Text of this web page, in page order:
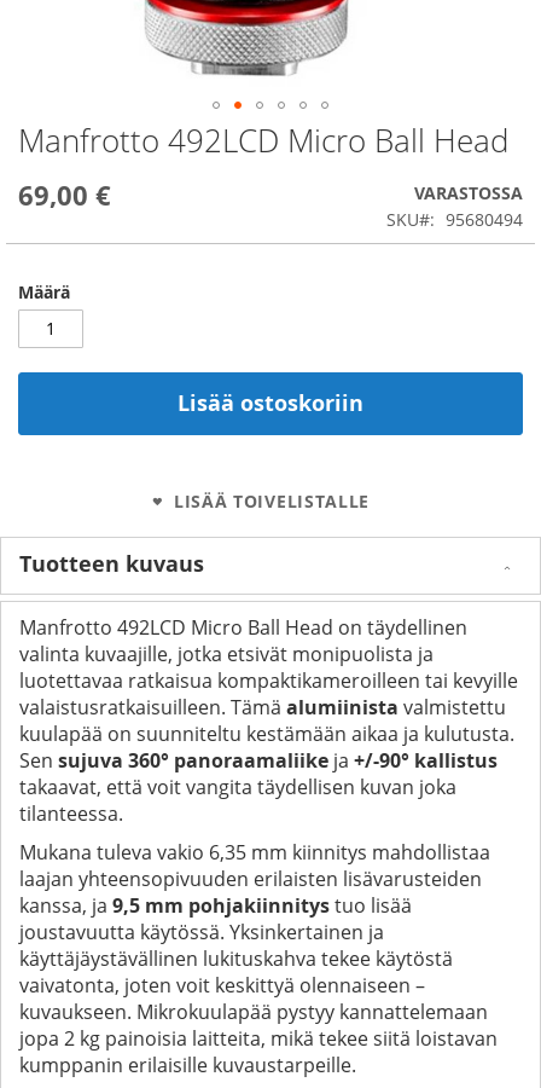
Manfrotto 492LCD Micro Ball Head
69,00 €
VARASTOSSA
SKU
95680494
Määrä
Lisää ostoskoriin
LISÄÄ TOIVELISTALLE
Skip
to
beginning
the
gallery
Tuotteen kuvaus
Manfrotto 492LCD Micro Ball Head on täydellinen
valinta kuvaajille, jotka etsivät monipuolista ja
luotettavaa ratkaisua kompaktikameroilleen tai kevyille
valaistusratkaisuilleen. Tämä alumiinista valmistettu
kuulapää on suunniteltu kestämään aikaa ja kulutusta.
Sen sujuva 360° panoraamaliike ja +/-90° kallistus
takaavat, että voit vangita täydellisen kuvan joka
tilanteessa.
Mukana tuleva vakio 6,35 mm kiinnitys mahdollistaa
laajan yhteensopivuuden erilaisten lisävarusteiden
kanssa, ja 9,5 mm pohjakiinnitystuo lisää
joustavuutta käytössä. Yksinkertainen ja
käyttäjäystävällinen lukituskahva tekee käytöstä
vaivatonta, joten voit keskittyä olennaiseen –
kuvaukseen. Mikrokuulapää pystyy kannattelemaan
jopa 2 kg painoisia laitteita, mikä tekee siitä loistavan
kumppanin erilaisille kuvaustarpeille.